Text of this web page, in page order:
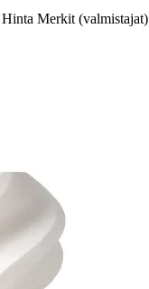
Hinta Merkit (valmistajat)